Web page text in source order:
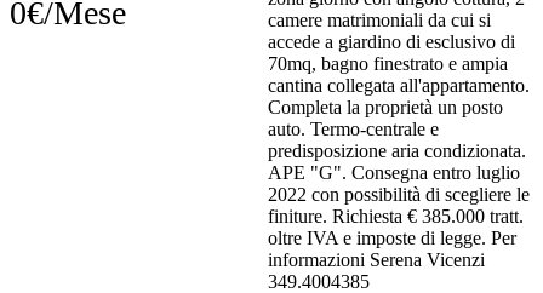
0€/Mese
camere matrimoniali da cui si
accede a giardino di esclusivo di
70mq, bagno finestrato e ampia
cantina collegata all'appartamento.
Completa la proprietà un posto
auto. Termo-centrale e
predisposizione aria condizionata.
APE "G". Consegna entro luglio
2022 con possibilità di scegliere le
finiture. Richiesta € 385.000 tratt.
oltre IVA e imposte di legge. Per
informazioni Serena Vicenzi
349.4004385